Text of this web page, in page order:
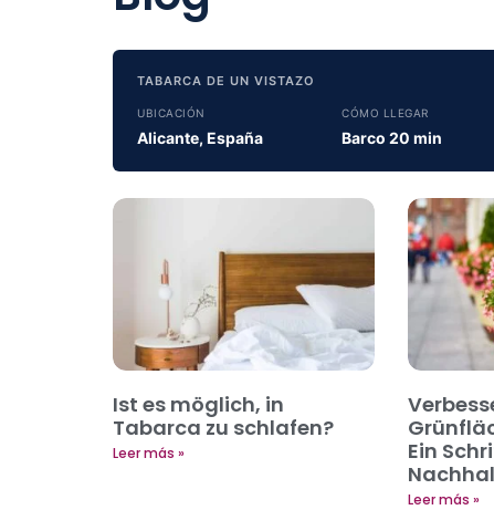
TABARCA DE UN VISTAZO
UBICACIÓN
Alicante, España
CÓMO LLEGAR
Barco 20 min
Ist es möglich, in
Tabarca zu schlafen?
Leer más »
Ein
Leer más »